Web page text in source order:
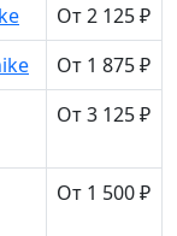
От 2 125 ₽
От 1 875 ₽
От 3 125 ₽
От 1 500 ₽